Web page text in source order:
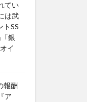
てい
は武
トSS
｢銀
イ
報酬
ア